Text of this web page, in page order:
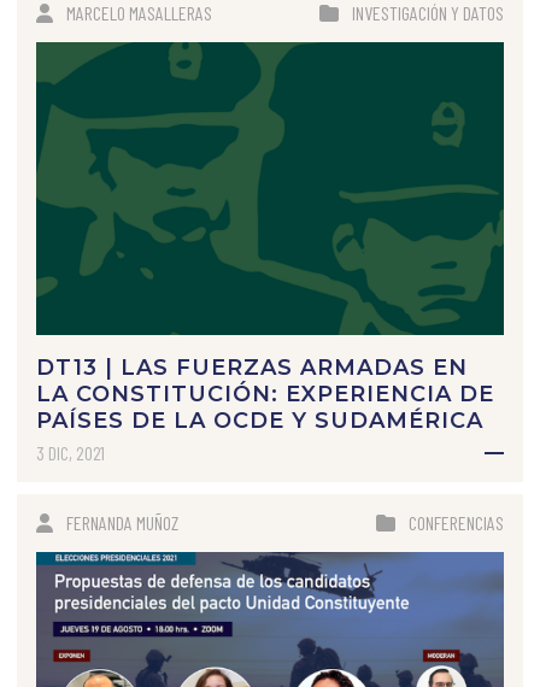
MARCELO MASALLERAS INVESTIGACIÓN Y DATOS
DT13 | LAS FUERZAS ARMADAS EN
LA CONSTITUCIÓN: EXPERIENCIA DE
PAÍSES DE LA OCDE Y SUDAMÉRICA
3 DIC, 2021
FERNANDA MUÑOZ CONFERENCIAS